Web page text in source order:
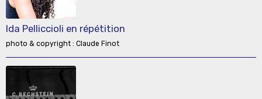
Ida Pelliccioli en répétition
photo & copyright : Claude Finot